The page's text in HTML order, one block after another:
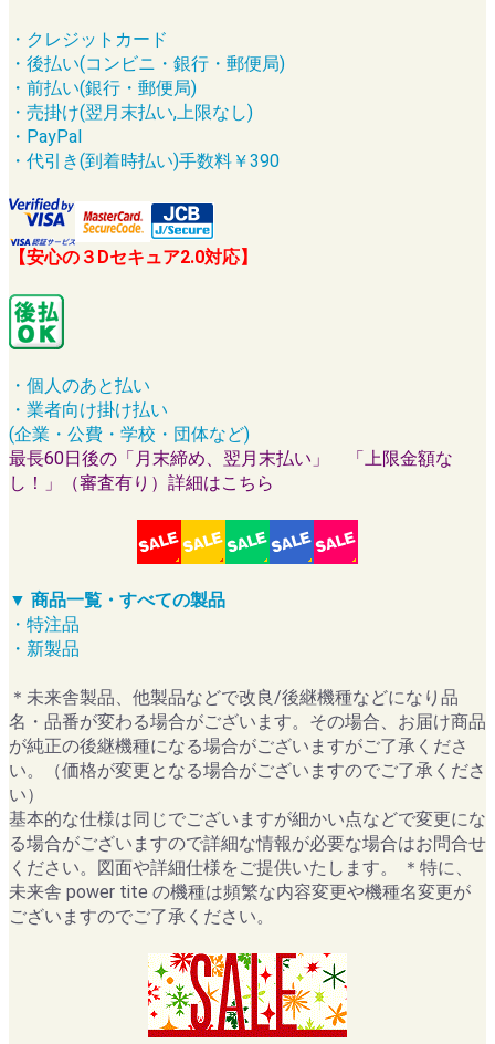
・クレジットカード
・後払い(コンビニ・銀行・郵便局)
・前払い(銀行・郵便局)
・売掛け(翌月末払い,上限なし)
・PayPal
・代引き(到着時払い)手数料￥390
【安心の３Dセキュア2.0対応】
・個人のあと払い
・業者向け掛け払い
(企業・公費・学校・団体など)
最長60日後の「月末締め、翌月末払い」 「上限金額な
し！」（審査有り）詳細はこちら
▼ 商品一覧・すべての製品
・特注品
・新製品
＊未来舎製品、他製品などで改良/後継機種などになり品
名・品番が変わる場合がございます。その場合、お届け商品
が純正の後継機種になる場合がございますがご了承くださ
い。（価格が変更となる場合がございますのでご了承くださ
い）
基本的な仕様は同じでございますが細かい点などで変更にな
る場合がございますので詳細な情報が必要な場合はお問合せ
ください。図面や詳細仕様をご提供いたします。 ＊特に、
未来舎 power tite の機種は頻繁な内容変更や機種名変更が
ございますのでご了承ください。